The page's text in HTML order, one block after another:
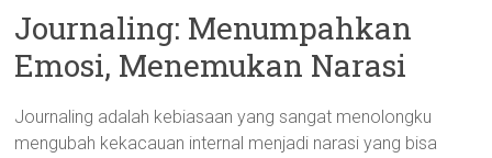
Journaling: Menumpahkan
Emosi, Menemukan Narasi
Journaling adalah kebiasaan yang sangat menolongku
mengubah kekacauan internal menjadi narasi yang bisa